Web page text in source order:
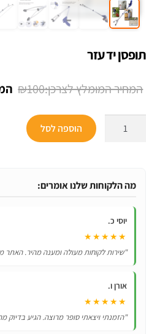
תופסן יד עזר
₪100
עזר
הוספה לסל
מה הלקוחות שלנו אומרים:
יוסי כ.
★★★★★
"שירות לקוחות מעולה ומענה מהיר. האתר
אורן ו.
★★★★★
"הזמנתי ויצאתי סופר מרוצה. הגיע בדיוק